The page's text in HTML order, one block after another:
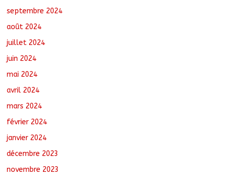
septembre 2024
août 2024
juillet 2024
juin 2024
mai 2024
avril 2024
mars 2024
février 2024
janvier 2024
décembre 2023
novembre 2023